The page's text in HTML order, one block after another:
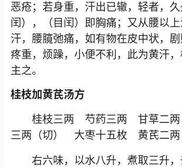
恶疮；若身重，汗出已辙，轻者，久
闰），（目闰）即胸痛；又从腰以
汗，腰臗弛痛，如有物在皮中状，
疼重，烦躁，小便不利，此为黄汗
主之。
桂枝加黄芪汤方
桂枝三两 芍药三两 甘草二
三两（切） 大枣十五枚 黄芪二两
右六味，以水八升，煮取三升